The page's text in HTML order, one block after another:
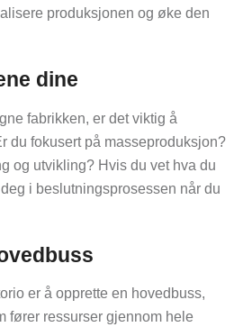
produksjonen og øke den
dine
fabrikken, er det viktig å
du fokusert på masseproduksjon?
og utvikling? Hvis du vet hva du
i beslutningsprosessen når du
er å opprette en hovedbuss,
fører ressurser gjennom hele